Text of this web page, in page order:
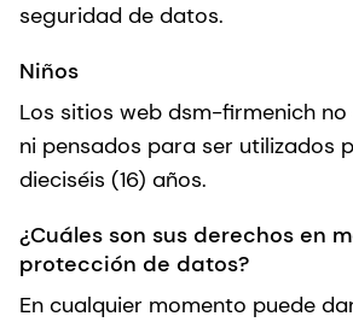
seguridad de datos.
Niños
Los sitios web dsm-firmenich
ni pensados para ser utilizados
dieciséis (16) años.
¿Cuáles son sus derechos en
protección de datos?
En cualquier momento puede